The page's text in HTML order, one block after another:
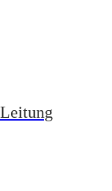
23